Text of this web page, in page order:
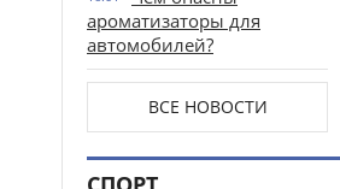
ароматизаторы для
автомобилей?
ВСЕ НОВОСТИ